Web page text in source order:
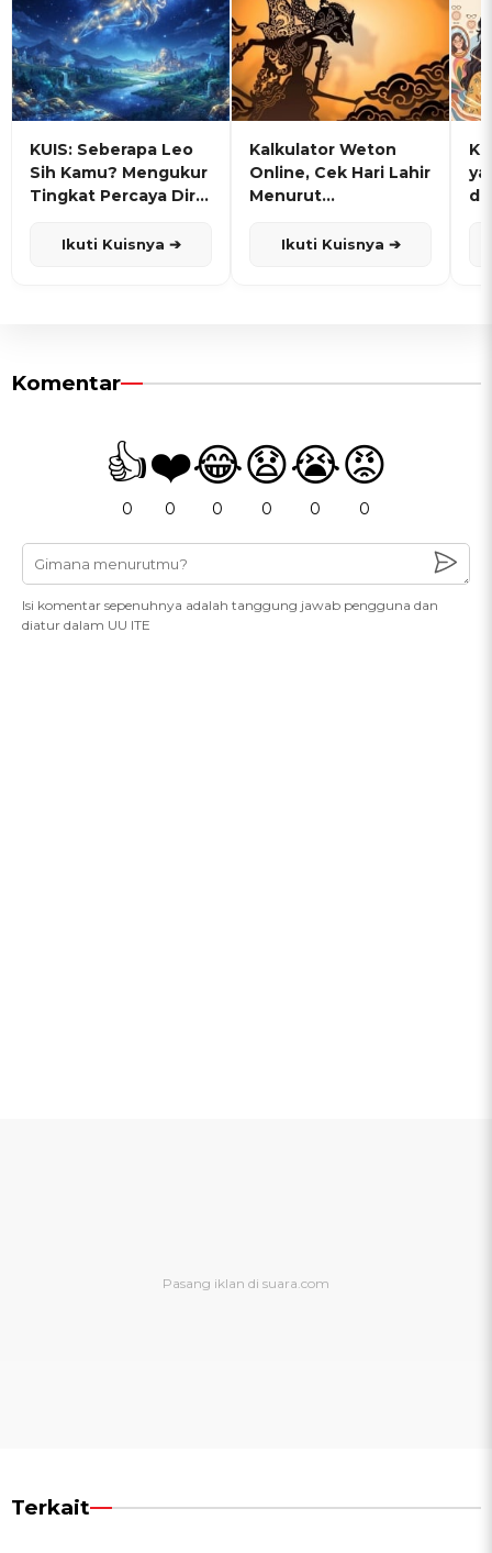
KUIS: Seberapa Leo
Sih Kamu? Mengukur
Tingkat Percaya Diri
Ikuti Kuisnya ➔
Kalkulator Weton
Online, Cek Hari Lahir
Menurut
Ikuti Kuisnya ➔
Komentar
👍
0
❤️
0
😂
0
😧
0
😭
0
😡
0
Isi komentar sepenuhnya adalah tanggung jawab pengguna dan
diatur dalam UU ITE
Terkait